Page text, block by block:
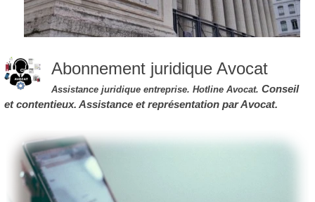
Abonnement juridique Avocat
Assistance juridique entreprise. Hotline Avocat. Conseil
et contentieux. Assistance et représentation par Avocat.